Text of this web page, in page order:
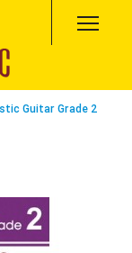
Guitar Grade 2